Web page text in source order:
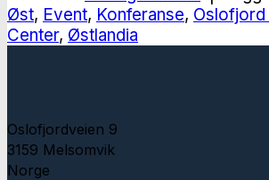
Øst, Event, Konferanse,
Center, Østlandia
Oslofjordveien 9
3159 Melsomvik
Norge